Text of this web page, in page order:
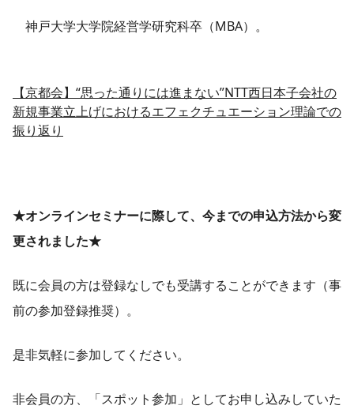
神戸大学大学院経営学研究科卒（MBA）。
【京都会】“思った通りには進まない”NTT西日本子会社の
新規事業立上げにおけるエフェクチュエーション理論での
振り返り
★オンラインセミナーに際して、今までの申込方法から変
更されました★
既に会員の方は登録なしでも受講することができます（事
前の参加登録推奨）。
是非気軽に参加してください。
非会員の方、「スポット参加」としてお申し込みしていた